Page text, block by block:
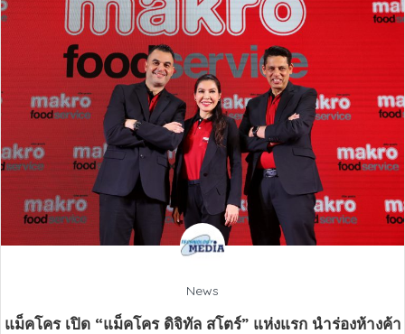
News
แม็คโคร เปิด “แม็คโคร ดิจิทัล สโตร์” แห่งแรก นำร่องห้างค้า